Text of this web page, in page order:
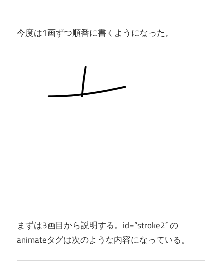
今度は1画ずつ順番に書くようになった。
まずは3画目から説明する。id=”stroke2″ の
animateタグは次のような内容になっている。